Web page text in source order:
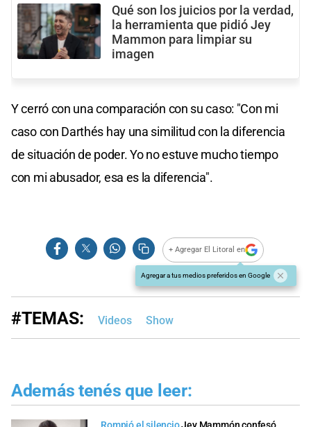
Qué son los juicios por la verdad,
la herramienta que pidió Jey
Mammon para limpiar su
imagen
Y cerró con una comparación con su caso: "Con mi
caso con Darthés hay una similitud con la diferencia
de situación de poder. Yo no estuve mucho tiempo
con mi abusador, esa es la diferencia".
+ Agregar El Litoral en
Agregar a tus medios preferidos en Google
#TEMAS: Videos Show
Además tenés que leer: